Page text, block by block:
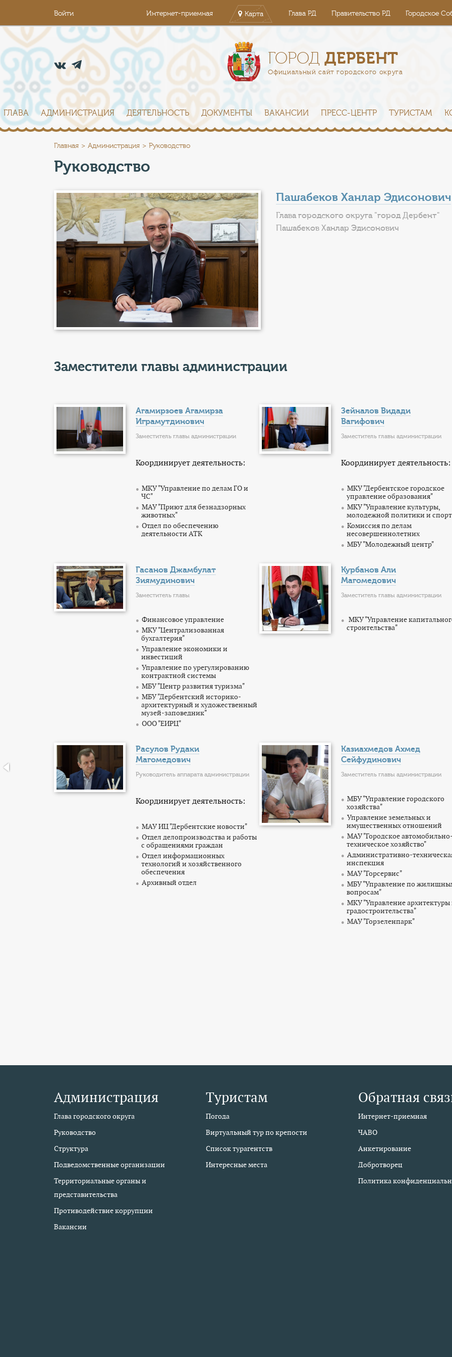
Войти Интернет-приемная Карта Глава РД Правительство РД Городское
ГОРОДДЕРБЕНТ
Официальный сайт городского округа
ГЛАВА АДМИНИСТРАЦИЯ ДЕЯТЕЛЬНОСТЬ ДОКУМЕНТЫ ВАКАНСИИ ПРЕСС-ЦЕНТР ТУРИСТАМ
Главная Администрация Руководство
Руководство
Пашабеков Ханлар Эдисонович
Глава городского округа "город Дербент"
Пашабеков Ханлар Эдисонович
Заместители главы администрации
Агамирзоев Агамирза
Играмутдинович
Заместитель главы администрации
Координирует деятельность:
МКУ "Управление по делам ГО и
ЧС"
МАУ "Приют для безнадзорных
животных"
Отдел по обеспечению
деятельности АТК
Зейналов Видади
Вагифович
Заместитель главы администрации
Координирует деятельность:
МКУ "Дербентское городское
управление образования"
МКУ "Управление культуры,
молодежной политики и
Комиссия по делам
несовершеннолетних
МБУ "Молодежный центр"
Гасанов Джамбулат
Зиямудинович
Заместитель главы
Финансовое управление
МКУ "Централизованная
бухгалтерия"
Управление экономики и
инвестиций
Управление по урегулированию
контрактной системы
МБУ "Центр развития туризма"
МБУ "Дербентский историко-
архитектурный и художественный
музей-заповедник"
ООО "ЕИРЦ"
Курбанов Али
Магомедович
Заместитель главы администрации
МКУ "Управление
строительства"
Расулов Рудаки
Магомедович
Руководитель аппарата администрации
Координирует деятельность:
МАУ ИЦ "Дербентские новости"
Отдел делопроизводства и работы
с обращениями граждан
Отдел информационных
технологий и хозяйственного
обеспечения
Архивный отдел
Казиахмедов Ахмед
Сейфудинович
Заместитель главы администрации
МБУ "Управление городского
хозяйства"
Управление земельных и
имущественных отношений
МАУ "Городское автомобильно-
техническое хозяйство"
Административно-
инспекция
МАУ "Горсервис"
МБУ "Управление по
вопросам"
МКУ "Управление архитектуры
градостроительства"
МАУ "Горзеленпарк"
Администрация
Глава городского округа
Руководство
Структура
Подведомственные организации
Территориальные органы и
представительства
Противодействие коррупции
Вакансии
Туристам
Погода
Виртуальный тур по крепости
Список турагентств
Интересные места
Обратная
Интернет-приемная
ЧАВО
Анкетирование
Добротворец
Политика